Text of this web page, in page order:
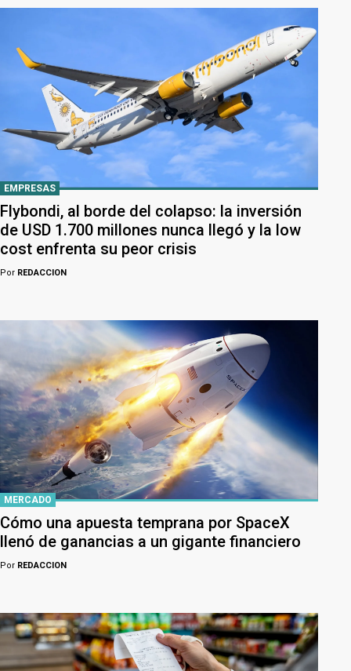
EMPRESAS
Flybondi, al borde del colapso: la inversión
de USD 1.700 millones nunca llegó y la low
cost enfrenta su peor crisis
Por REDACCION
MERCADO
Cómo una apuesta temprana por SpaceX
llenó de ganancias a un gigante financiero
Por REDACCION